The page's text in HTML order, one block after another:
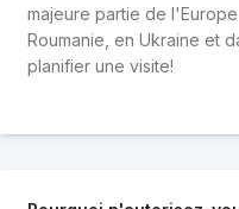
majeure partie de
Roumanie, en Ukraine et
planifier une visite!